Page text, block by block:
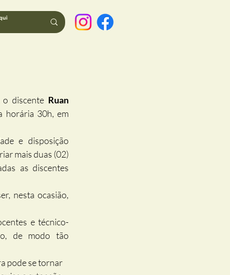
discente Ruan
horária 30h, em
e disposição
mais duas (02)
nesta ocasião,
e técnico-
de modo tão
pode se tornar